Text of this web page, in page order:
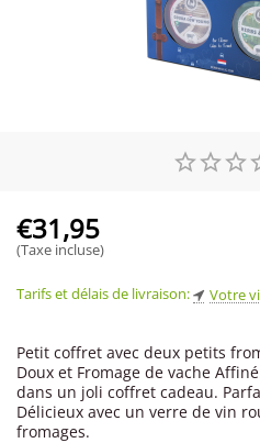
€31,95
(Taxe incluse)
Tarifs et délais de livraison: Votre
Petit coffret avec deux petits
Doux et Fromage de vache
dans un joli coffret cadeau.
Délicieux avec un verre de vin
fromages.